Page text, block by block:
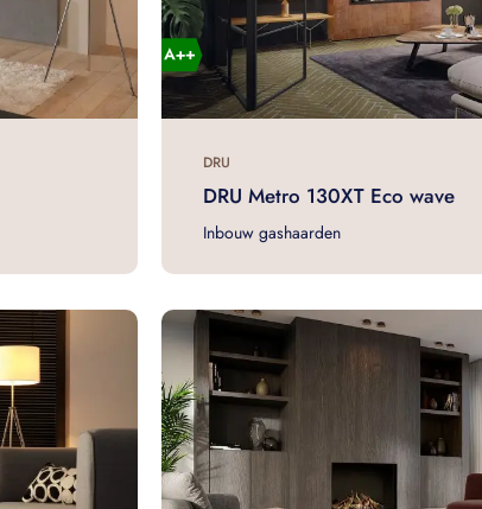
DRU
DRU Metro 130XT Eco wave
Inbouw gashaarden